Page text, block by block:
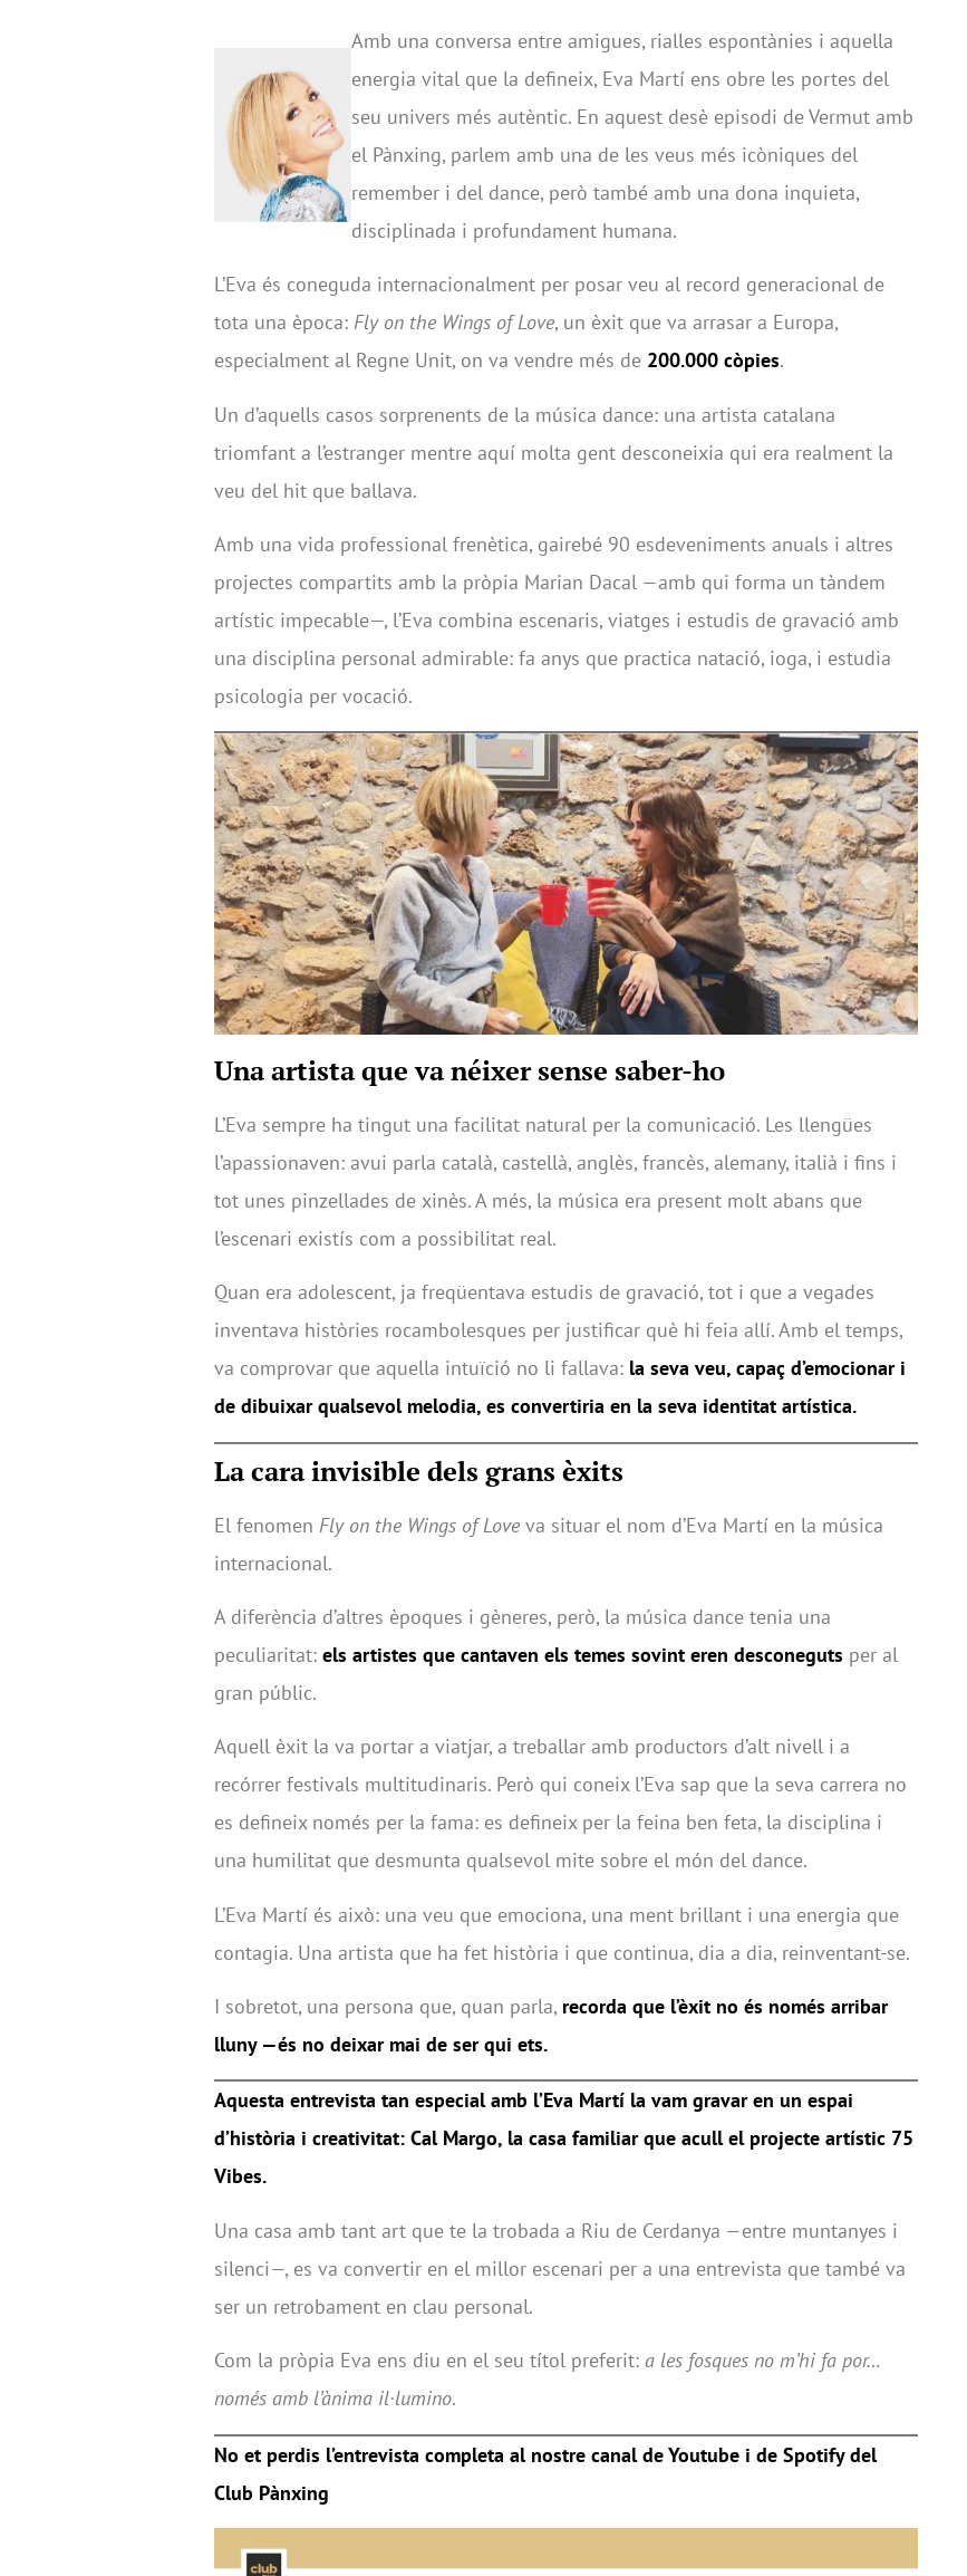
Amb una conversa entre amigues, rialles espontànies i aquella
energia vital que la defineix, Eva Martí ens obre les portes del
seu univers més autèntic. En aquest desè episodi de Vermut amb
el Pànxing, parlem amb una de les veus més icòniques del
remember i del dance, però també amb una dona inquieta,
disciplinada i profundament humana.
L’Eva és coneguda internacionalment per posar veu al record generacional de
tota una època: Fly on the Wings of Love, un èxit que va arrasar a Europa,
especialment al Regne Unit, on va vendre més de 200.000 còpies.
Un d’aquells casos sorprenents de la música dance: una artista catalana
triomfant a l’estranger mentre aquí molta gent desconeixia qui era realment la
veu del hit que ballava.
Amb una vida professional frenètica, gairebé 90 esdeveniments anuals i altres
projectes compartits amb la pròpia Marian Dacal —amb qui forma un tàndem
artístic impecable—, l’Eva combina escenaris, viatges i estudis de gravació amb
una disciplina personal admirable: fa anys que practica natació, ioga, i estudia
psicologia per vocació.
Una artista que va néixer sense saber-ho
L’Eva sempre ha tingut una facilitat natural per la comunicació. Les llengües
l’apassionaven: avui parla català, castellà, anglès, francès, alemany, italià i fins i
tot unes pinzellades de xinès. A més, la música era present molt abans que
l’escenari existís com a possibilitat real.
Quan era adolescent, ja freqüentava estudis de gravació, tot i que a vegades
inventava històries rocambolesques per justificar què hi feia allí. Amb el temps,
va comprovar que aquella intuïció no li fallava: la seva veu, capaç d’emocionar i
de dibuixar qualsevol melodia, es convertiria en la seva identitat artística.
La cara invisible dels grans èxits
El fenomen Fly on the Wings of Love va situar el nom d’Eva Martí en la música
internacional.
A diferència d’altres èpoques i gèneres, però, la música dance tenia una
peculiaritat: els artistes que cantaven els temes sovint eren desconeguts per al
gran públic.
Aquell èxit la va portar a viatjar, a treballar amb productors d’alt nivell i a
recórrer festivals multitudinaris. Però qui coneix l’Eva sap que la seva carrera no
es defineix només per la fama: es defineix per la feina ben feta, la disciplina i
una humilitat que desmunta qualsevol mite sobre el món del dance.
L’Eva Martí és això: una veu que emociona, una ment brillant i una energia que
contagia. Una artista que ha fet història i que continua, dia a dia, reinventant-se.
I sobretot, una persona que, quan parla, recorda que l’èxit no és només arribar
lluny —és no deixar mai de ser qui ets.
Aquesta entrevista tan especial amb l’Eva Martí la vam gravar en un espai
d’història i creativitat: Cal Margo, la casa familiar que acull el projecte artístic 75
Vibes.
Una casa amb tant art que te la trobada a Riu de Cerdanya —entre muntanyes i
silenci—, es va convertir en el millor escenari per a una entrevista que també va
ser un retrobament en clau personal.
Com la pròpia Eva ens diu en el seu títol preferit: a les fosques no m’hi fa por…
només amb l’ànima il·lumino.
No et perdis l’entrevista completa al nostre canal de Youtube i de Spotify del
Club Pànxing